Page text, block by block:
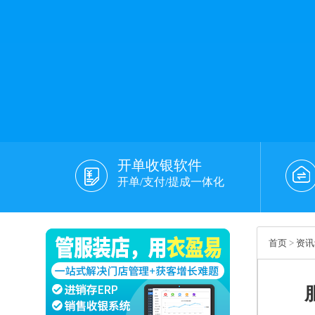
开单收银软件
开单/支付/提成一体化
首页 > 资